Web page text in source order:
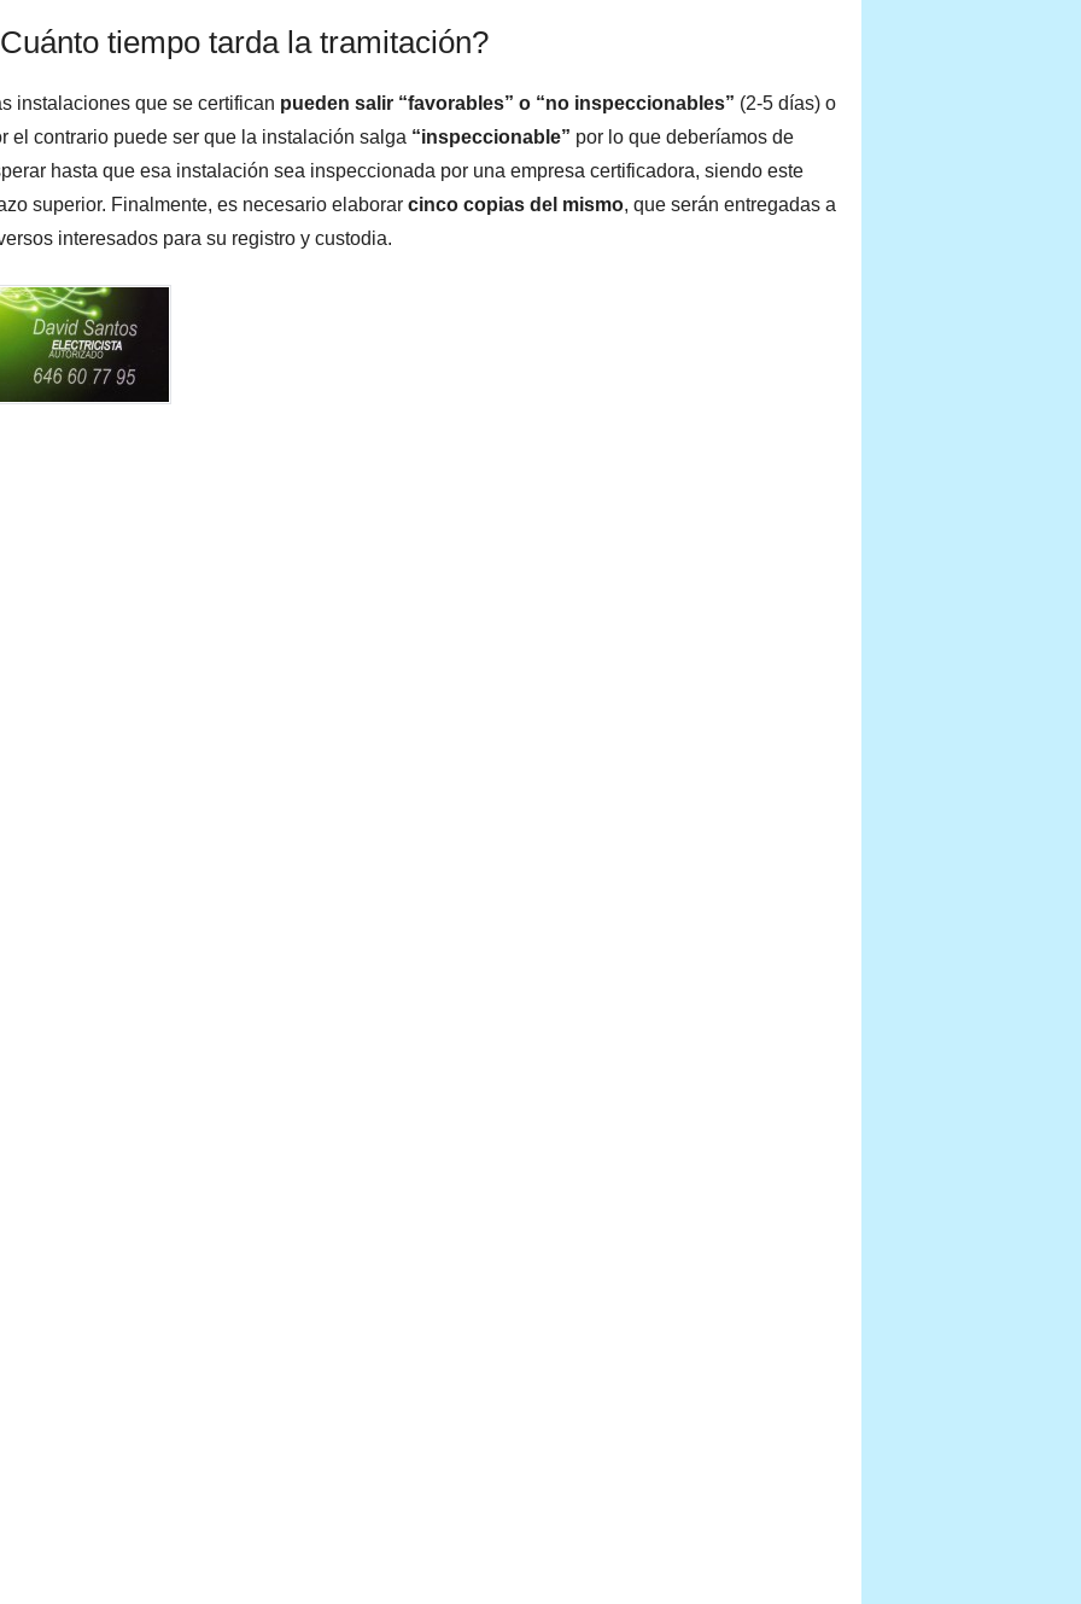
tiempo tarda la tramitación?
instalaciones que se certifican pueden salir “favorables” o “no inspeccionables” (2-5 días) o
el contrario puede ser que la instalación salga “inspeccionable” por lo que deberíamos de
hasta que esa instalación sea inspeccionada por una empresa certificadora, siendo este
superior. Finalmente, es necesario elaborar cinco copias del mismo, que serán entregadas a
interesados para su registro y custodia.